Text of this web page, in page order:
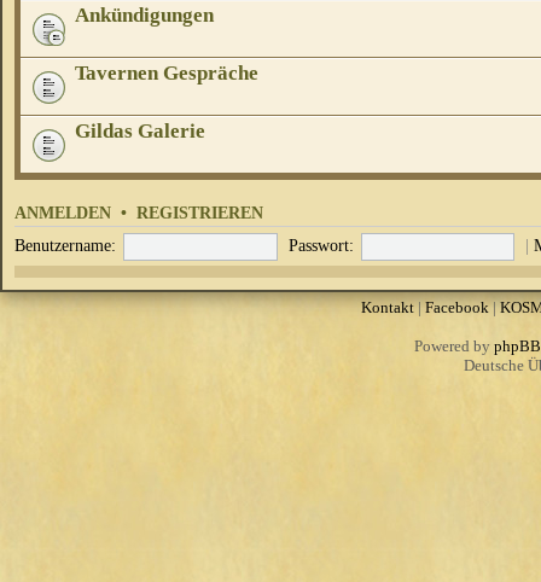
Ankündigungen
Tavernen Gespräche
Gildas Galerie
ANMELDEN • REGISTRIEREN
Benutzername: Passwort: |
Kontakt| Facebook|
Powered by phpBB
Deutsche